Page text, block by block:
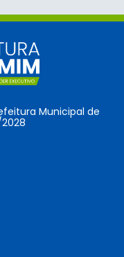
Municipal de